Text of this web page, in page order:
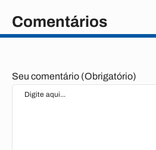
Comentários
Seu comentário (Obrigatório)